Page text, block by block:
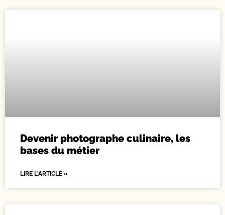
Devenir photographe culinaire, les
bases du métier
LIRE L'ARTICLE »